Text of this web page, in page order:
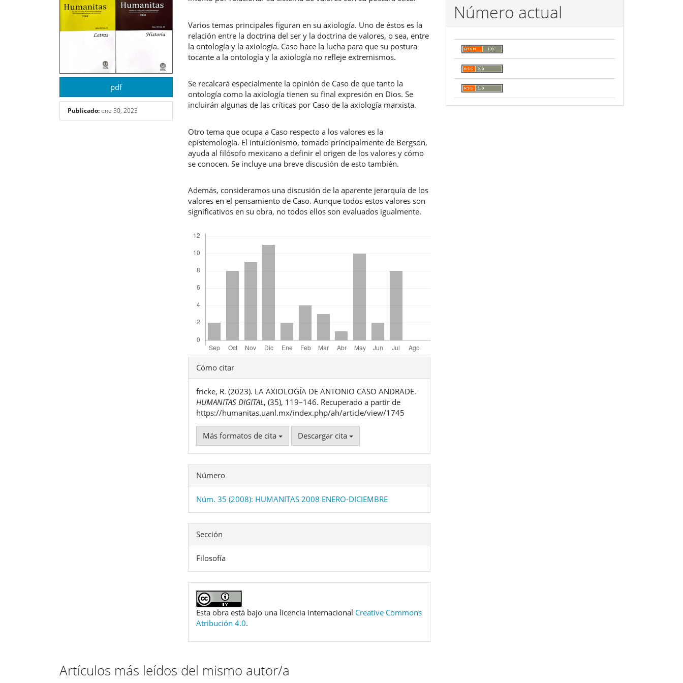
pdf
Publicado:ene 30, 2023
Varios temas principales figuran en su axiología. Uno de éstos es la
relación entre la doctrina del ser y la doctrina de valores, o sea, entre
la ontología y la axiología. Caso hace la lucha para que su postura
tocante a la ontología y la axiología no refleje extremismos.
Se recalcará especialmente la opinión de Caso de que tanto la
ontología como la axiología tienen su final expresión en Dios. Se
incluirán algunas de las críticas por Caso de la axiología marxista.
Otro tema que ocupa a Caso respecto a los valores es la
epistemología. El intuicionismo, tomado principalmente de Bergson,
ayuda al filósofo mexicano a definir el origen de los valores y cómo
se conocen. Se incluye una breve discusión de esto también.
Además, consideramos una discusión de la aparente jerarquía de los
valores en el pensamiento de Caso. Aunque todos estos valores son
significativos en su obra, no todos ellos son evaluados igualmente.
Detalles
del
artículo
Cómo citar
fricke, R. (2023). LA AXIOLOGÍA DE ANTONIO CASO ANDRADE.
HUMANITAS DIGITAL, (35), 119–146. Recuperado a partir de
https://humanitas.uanl.mx/index.php/ah/article/view/1745
Más formatos de cita Descargar cita
Número
Núm. 35 (2008): HUMANITAS 2008 ENERO-DICIEMBRE
Sección
Filosofía
Esta obra está bajo una licencia internacional Creative Commons
Atribución 4.0.
Artículos más leídos del mismo autor/a
Número actual